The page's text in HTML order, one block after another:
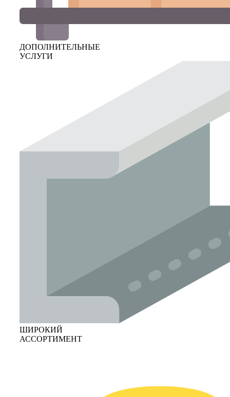
ДОПОЛНИТЕЛЬНЫЕ
УСЛУГИ
ШИРОКИЙ
АССОРТИМЕНТ